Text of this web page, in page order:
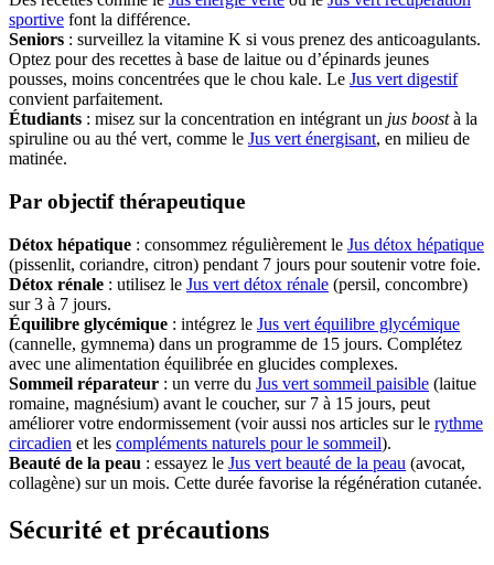
sportive font la différence.
Seniors : surveillez la vitamine K si vous prenez des anticoagulants.
Optez pour des recettes à base de laitue ou d’épinards jeunes
pousses, moins concentrées que le chou kale. Le Jus vert digestif
convient parfaitement.
Étudiants : misez sur la concentration en intégrant un jus boostà la
spiruline ou au thé vert, comme le Jus vert énergisant, en milieu de
matinée.
Par objectif thérapeutique
Détox hépatique : consommez régulièrement le Jus détox hépatique
(pissenlit, coriandre, citron) pendant 7 jours pour soutenir votre foie.
Détox rénale : utilisez le Jus vert détox rénale (persil, concombre)
sur 3 à 7 jours.
Équilibre glycémique : intégrez le Jus vert équilibre glycémique
(cannelle, gymnema) dans un programme de 15 jours. Complétez
avec une alimentation équilibrée en glucides complexes.
Sommeil réparateur : un verre du Jus vert sommeil paisible (laitue
romaine, magnésium) avant le coucher, sur 7 à 15 jours, peut
améliorer votre endormissement (voir aussi nos articles sur le rythme
circadien et les compléments naturels pour le sommeil).
Beauté de la peau : essayez le Jus vert beauté de la peau (avocat,
collagène) sur un mois. Cette durée favorise la régénération cutanée.
Sécurité et précautions